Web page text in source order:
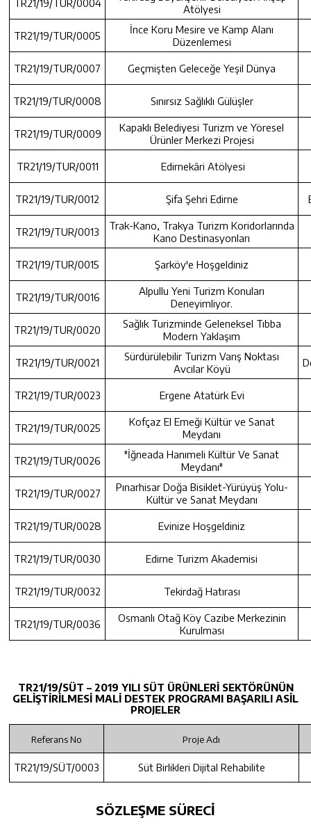
TR21/19/TUR/0004
Atölyesi
TR21/19/TUR/0005
İnce Koru Mesire ve Kamp Alanı
Düzenlemesi
TR21/19/TUR/0007 Geçmişten Geleceğe Yeşil Dünya
TR21/19/TUR/0008 Sınırsız Sağlıklı Gülüşler
TR21/19/TUR/0009
Kapaklı Belediyesi Turizm ve Yöresel
Ürünler Merkezi Projesi
TR21/19/TUR/0011 Edirnekâri Atölyesi
TR21/19/TUR/0012 Şifa Şehri Edirne
TR21/19/TUR/0013
Trak-Kano, Trakya Turizm Koridorlarında
Kano Destinasyonları
TR21/19/TUR/0015 Şarköy'e Hoşgeldiniz
TR21/19/TUR/0016
Alpullu Yeni Turizm Konuları
Deneyimliyor.
TR21/19/TUR/0020
Sağlık Turizminde Geleneksel Tıbba
Modern Yaklaşım
TR21/19/TUR/0021
Sürdürülebilir Turizm Varış Noktası
Avcılar Köyü
TR21/19/TUR/0023 Ergene Atatürk Evi
TR21/19/TUR/0025
Kofçaz El Emeği Kültür ve Sanat
Meydanı
TR21/19/TUR/0026
"İğneada Hanımeli Kültür Ve Sanat
Meydanı"
TR21/19/TUR/0027
Pınarhisar Doğa Bisiklet-Yürüyüş Yolu-
Kültür ve Sanat Meydanı
TR21/19/TUR/0028 Evinize Hoşgeldiniz
TR21/19/TUR/0030 Edirne Turizm Akademisi
TR21/19/TUR/0032 Tekirdağ Hatırası
TR21/19/TUR/0036
Osmanlı Otağ Köy Cazibe Merkezinin
Kurulması
TR21/19/SÜT – 2019 YILI SÜT ÜRÜNLERİ SEKTÖRÜNÜN
GELİŞTİRİLMESİ MALİ DESTEK PROGRAMI BAŞARILI ASİL
PROJELER
Referans No Proje Adı
TR21/19/SÜT/0003 Süt Birlikleri Dijital Rehabilite
SÖZLEŞME SÜRECİ